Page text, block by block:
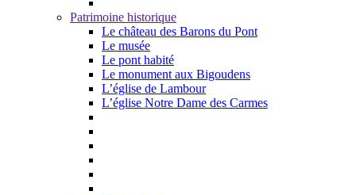
Patrimoine historique
Le château des Barons du Pont
Le musée
Le pont habité
Le monument aux Bigoudens
L’église de Lambour
L’église Notre Dame des Carmes